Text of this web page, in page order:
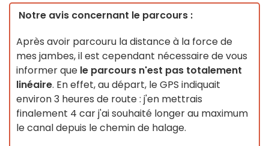
Notre avis concernant le parcours :
Après avoir parcouru la distance à la force de
mes jambes, il est cependant nécessaire de vous
informer que le parcours n'est pas totalement
linéaire. En effet, au départ, le GPS indiquait
environ 3 heures de route : j'en mettrais
finalement 4 car j'ai souhaité longer au maximum
le canal depuis le chemin de halage.